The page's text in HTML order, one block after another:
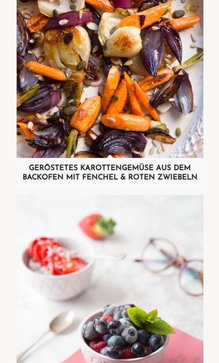
GERÖSTETES KAROTTENGEMÜSE AUS DEM
BACKOFEN MIT FENCHEL & ROTEN ZWIEBELN